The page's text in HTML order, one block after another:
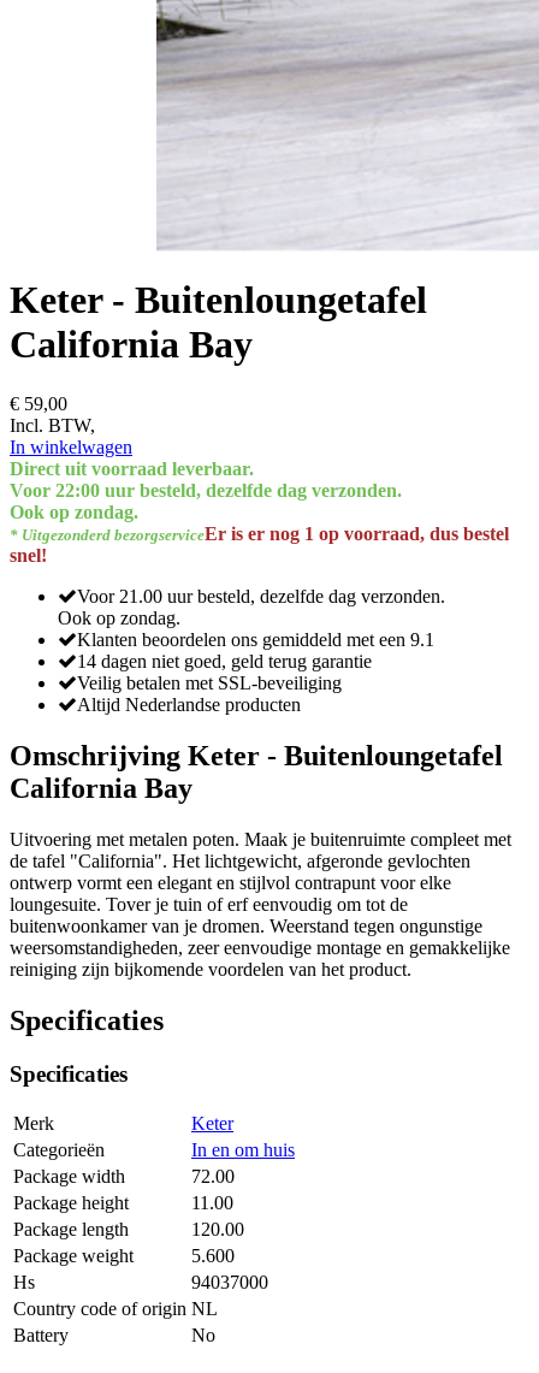
Keter - Buitenloungetafel
California Bay
€ 59,00
Incl. BTW,
In winkelwagen
Direct uit voorraad leverbaar.
Voor 22:00 uur besteld, dezelfde dag verzonden.
Ook op zondag.
* Uitgezonderd bezorgserviceEr is er nog 1 op voorraad, dus bestel
snel!
Voor 21.00 uur besteld, dezelfde dag verzonden.
Ook op zondag.
Klanten beoordelen ons gemiddeld met een 9.1
14 dagen niet goed, geld terug garantie
Veilig betalen met SSL-beveiliging
Altijd Nederlandse producten
Omschrijving Keter - Buitenloungetafel
California Bay
Uitvoering met metalen poten. Maak je buitenruimte compleet met
de tafel "California". Het lichtgewicht, afgeronde gevlochten
ontwerp vormt een elegant en stijlvol contrapunt voor elke
loungesuite. Tover je tuin of erf eenvoudig om tot de
buitenwoonkamer van je dromen. Weerstand tegen ongunstige
weersomstandigheden, zeer eenvoudige montage en gemakkelijke
reiniging zijn bijkomende voordelen van het product.
Specificaties
Specificaties
Merk
Keter
Categorieën
In en om huis
Package width
72.00
Package height
11.00
Package length
120.00
Package weight
5.600
Hs
94037000
Country code of origin NL
Battery
No